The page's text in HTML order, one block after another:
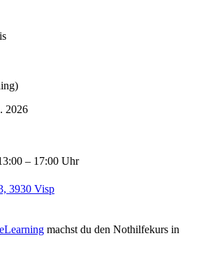
2026
– 17:00 Uhr
3930 Visp
eLearning machst du den Nothilfekurs in